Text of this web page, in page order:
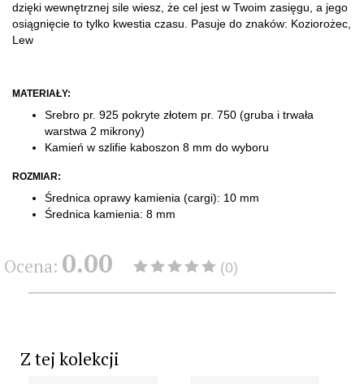
dzięki wewnętrznej sile wiesz, że cel jest w Twoim zasięgu, a jego
osiągnięcie to tylko kwestia czasu. Pasuje do znaków: Koziorożec,
Lew
MATERIAŁY:
Srebro pr. 925 pokryte złotem pr. 750 (gruba i trwała
warstwa 2 mikrony)
Kamień w szlifie kaboszon 8 mm do wyboru
ROZMIAR:
Średnica oprawy kamienia (cargi): 10 mm
Średnica kamienia: 8 mm
Ocena: 0.00 (0)
Z tej kolekcji